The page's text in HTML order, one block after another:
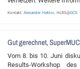
Kontakt: Alexander Hektor , HLRS@GCS
Gut gerechnet,
Vom 8. bis 10. Juni
Results-Workshop